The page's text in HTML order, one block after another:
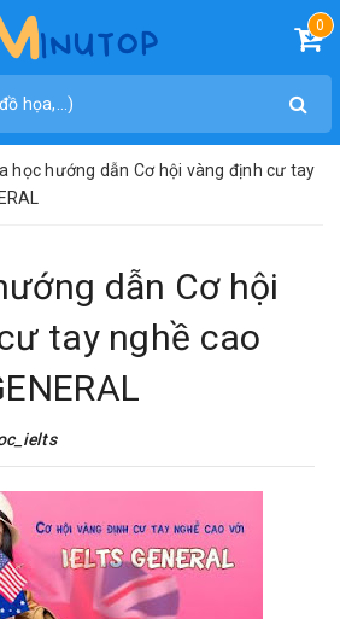
0
học hướng dẫn Cơ hội vàng định cư tay
dẫn Cơ hội
tay nghề cao